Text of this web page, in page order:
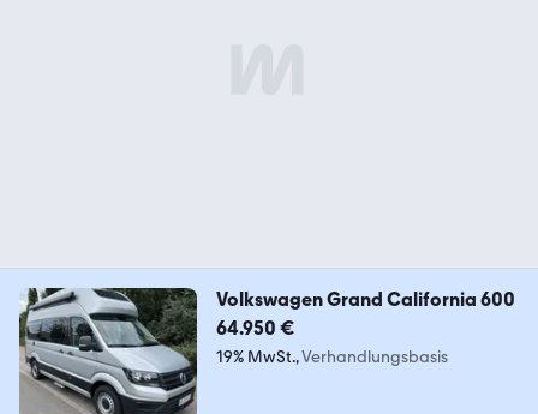
Volkswagen Grand California 600
64.950 €
19% MwSt. Verhandlungsbasis